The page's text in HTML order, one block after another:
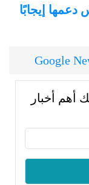
دعمها إيجابًا
أهم أخبار